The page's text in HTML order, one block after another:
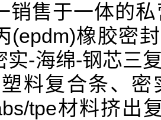
销售于一体的
(epdm)橡胶密
实-海绵-钢芯三
料复合条、
tpe材料挤出